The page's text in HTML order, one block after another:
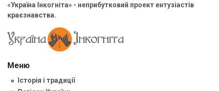
«Україна Інкогніта» - неприбутковий проект ентузіастів
краєзнавства.
Меню
Історія і традиції